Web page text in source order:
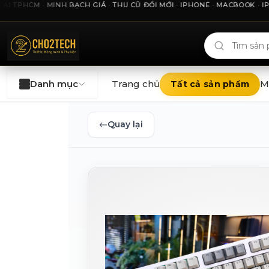
Cho2Tech và 2Techhouse — chợ công nghệ uy tín tại
· MINH BẠCH GIÁ · THU CŨ ĐỔI MỚI · IPHONE · MACBOOK ·
Danh mục Trang chủ Tất cả sản phẩm
Quay lại